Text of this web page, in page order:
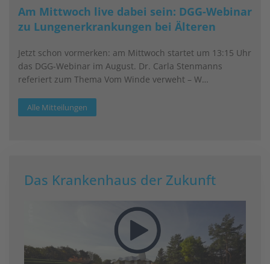
Am Mittwoch live dabei sein: DGG-Webinar
zu Lungenerkrankungen bei Älteren
Jetzt schon vormerken: am Mittwoch startet um 13:15 Uhr
das DGG-Webinar im August. Dr. Carla Stenmanns
referiert zum Thema Vom Winde verweht – W…
Alle Mitteilungen
Das Krankenhaus der Zukunft